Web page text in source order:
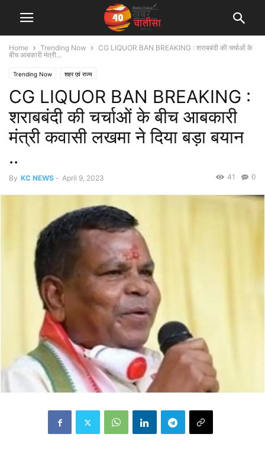
Home Trending Now
CG LIQUOR BAN BREAKING : शराबबंदी की चर्चाओं के
बीच आबकारी मंत्री...
Trending Now शहर एवं राज्य
CG LIQUOR BAN BREAKING :
शराबबंदी की चर्चाओं के बीच आबकारी
मंत्री कवासी लखमा ने दिया बड़ा बयान
..
By KC NEWS - April 9, 2023 0
41